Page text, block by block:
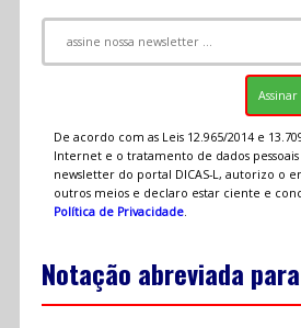
De acordo com as Leis 12.965/2014 e
Internet e o tratamento de dados
newsletter do portal DICAS-L, autorizo o
outros meios e declaro estar ciente e
Política de Privacidade.
Notação abreviada